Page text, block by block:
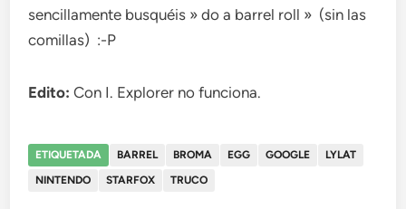
sencillamente busquéis » do a barrel roll » (sin las
comillas) :-P
Edito: Con I. Explorer no funciona.
ETIQUETADA BARREL BROMA EGG GOOGLE
LYLAT
NINTENDO
STARFOX TRUCO